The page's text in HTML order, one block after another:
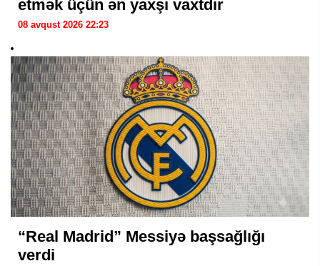
etmək üçün ən yaxşı vaxtdır
08 avqust 2026 22:23
“Real Madrid” Messiyə başsağlığı
verdi